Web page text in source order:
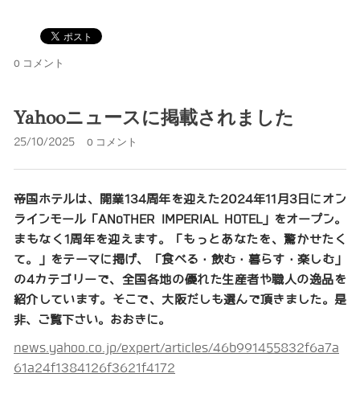
0 コメント
Yahooニュースに掲載されました
25/10/2025 0 コメント
帝国ホテルは、開業134周年を迎えた2024年11月3日にオン
ラインモール「ANoTHER IMPERIAL HOTEL」をオープン。
まもなく1周年を迎えます。「 もっとあなたを、驚かせたく
て。
」をテーマに掲げ、「食べる・飲む・暮らす・楽しむ」
の4カテゴリーで、全国各地の優れた生産者や職人の逸品を
紹介しています。そこで、大阪だしも選んで頂きました。是
非、ご覧下さい。おおきに。
news.yahoo.co.jp/expert/articles/46b991455832f6a7a
61a24f1384126f3621f4172